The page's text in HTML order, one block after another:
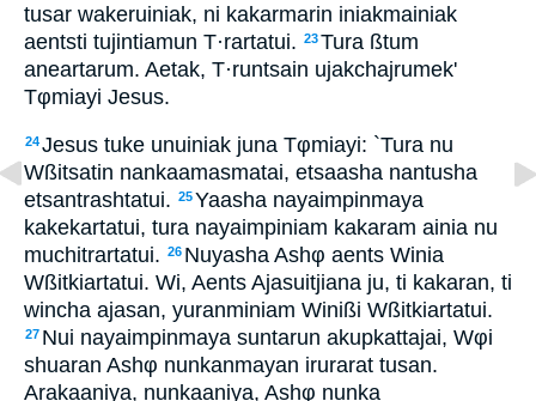
tusar wakeruiniak, ni kakarmarin iniakmainiak
aentsti tujintiamun T·rartatui. 23Tura ßtum
aneartarum. Aetak, T·runtsain ujakchajrumek'
Tφmiayi Jesus.
24Jesus tuke unuiniak juna Tφmiayi: `Tura nu
Wßitsatin nankaamasmatai, etsaasha nantusha
etsantrashtatui. 25Yaasha nayaimpinmaya
kakekartatui, tura nayaimpiniam kakaram ainia nu
muchitrartatui. 26 Nuyasha Ashφ aents Winia
Wßitkiartatui. Wi, Aents Ajasuitjiana ju, ti kakaran, ti
wincha ajasan, yuranminiam Winißi Wßitkiartatui.
27 Nui nayaimpinmaya suntarun akupkattajai, Wφi
shuaran Ashφ nunkanmayan irurarat tusan.
Arakaaniya, nunkaaniya, Ashφ nunka